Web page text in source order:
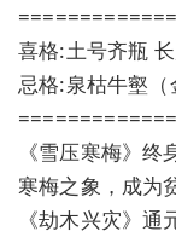
喜格:土号齐瓶
忌格:泉枯牛壑
《雪压寒梅》
寒梅之象，成为
《劫木兴灾》